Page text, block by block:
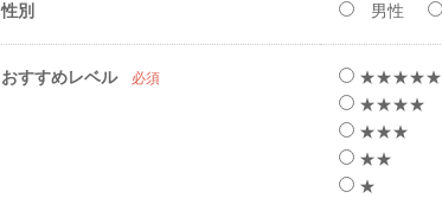
性別 男性
おすすめレベル 必須
★★★★★
★★★★
★★★
★★
★